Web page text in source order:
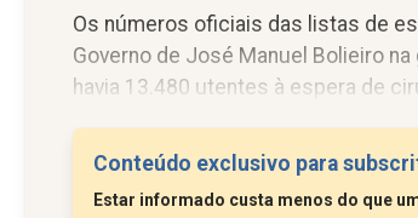
Os números oficiais das listas de
Governo de José Manuel Bolieiro
havia 13.480 utentes à espera de
mediana de 377 dias.
Conteúdo exclusivo para
Estar informado custa menos do que